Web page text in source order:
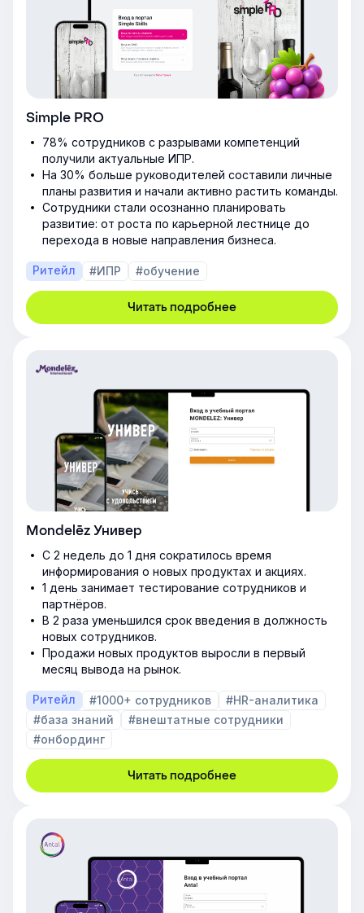
Simple PRO
78% сотрудников с разрывами компетенций
получили актуальные ИПР.
На 30% больше руководителей составили личные
планы развития и начали активно растить команды.
Сотрудники стали осознанно планировать
развитие: от роста по карьерной лестнице до
перехода в новые направления бизнеса.
Ритейл #ИПР #обучение
Читать подробнее
Mondelēz Универ
С 2 недель до 1 дня сократилось время
информирования о новых продуктах и акциях.
1 день занимает тестирование сотрудников и
партнёров.
В 2 раза уменьшился срок введения в должность
новых сотрудников.
Продажи новых продуктов выросли в первый
месяц вывода на рынок.
Ритейл #1000+ сотрудников
#HR-аналитика
#база знаний
#внештатные сотрудники
#онбординг
Читать подробнее